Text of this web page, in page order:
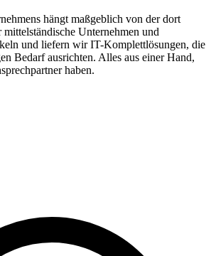
hängt maßgeblich von der dort
Unternehmen und
und liefern wir IT-Komplettlösungen, die
Bedarf ausrichten. Alles aus einer Hand,
haben.